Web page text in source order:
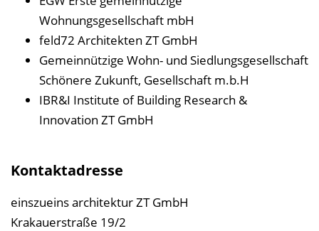
Wohnungsgesellschaft mbH
feld72 Architekten ZT GmbH
Gemeinnützige Wohn- und Siedlungsgesellschaft
Schönere Zukunft, Gesellschaft m.b.H
IBR&I Institute of Building Research &
Innovation ZT GmbH
Kontaktadresse
einszueins architektur ZT GmbH
Krakauerstraße 19/2